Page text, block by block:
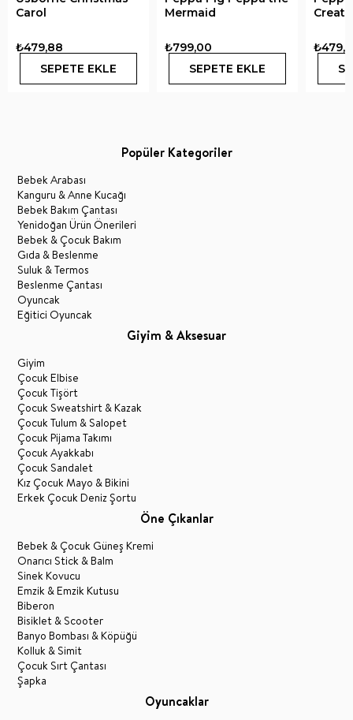
Carol
₺479,88
SEPETE EKLE
Mermaid
₺799,00
SEPETE EKLE
Popüler Kategoriler
Bebek Arabası
Kanguru & Anne Kucağı
Bebek Bakım Çantası
Yenidoğan Ürün Önerileri
Bebek & Çocuk Bakım
Gıda & Beslenme
Suluk & Termos
Beslenme Çantası
Oyuncak
Eğitici Oyuncak
Giyim & Aksesuar
Giyim
Çocuk Elbise
Çocuk Tişört
Çocuk Sweatshirt & Kazak
Çocuk Tulum & Salopet
Çocuk Pijama Takımı
Çocuk Ayakkabı
Çocuk Sandalet
Kız Çocuk Mayo & Bikini
Erkek Çocuk Deniz Şortu
Öne Çıkanlar
Bebek & Çocuk Güneş Kremi
Onarıcı Stick & Balm
Sinek Kovucu
Emzik & Emzik Kutusu
Biberon
Bisiklet & Scooter
Banyo Bombası & Köpüğü
Kolluk & Simit
Çocuk Sırt Çantası
Şapka
Oyuncaklar